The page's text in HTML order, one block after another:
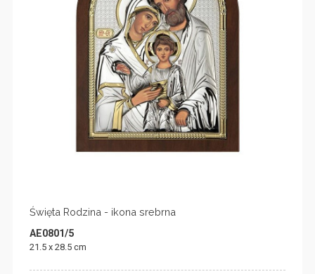
Święta Rodzina - ikona srebrna
AE0801/5
21.5 x 28.5 cm